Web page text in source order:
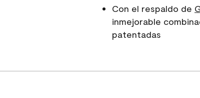
Con el respaldo de
inmejorable
patentadas